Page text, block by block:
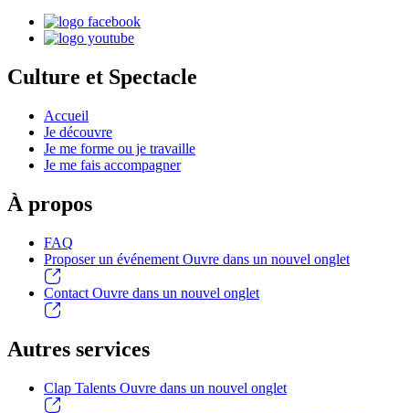
Culture et Spectacle
Accueil
Je découvre
Je me forme ou je travaille
Je me fais accompagner
À propos
FAQ
Proposer un événement Ouvre dans un nouvel onglet
Contact Ouvre dans un nouvel onglet
Autres services
Clap Talents Ouvre dans un nouvel onglet